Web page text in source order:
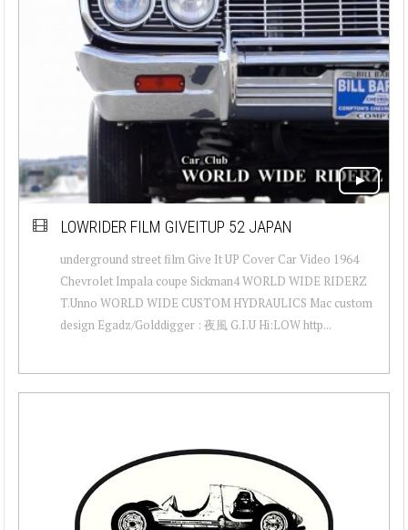
LOWRIDER FILM GIVEITUP 52 JAPAN
underground street film Give It UP Cover Car Video 1964
Chevrolet Impala coupe Sickman4 WORLD WIDE RIDERZ
T.Unno WORLD WIDE CUSTOM HYDRAULICS Mac custom
design Egadz/Golddigger : 夜風 G.I.U Hi:LOW http...